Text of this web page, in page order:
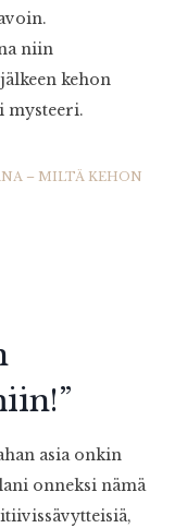
niin
kehon
mysteeri.
– MILTÄ KEHON
asia onkin
onneksi nämä